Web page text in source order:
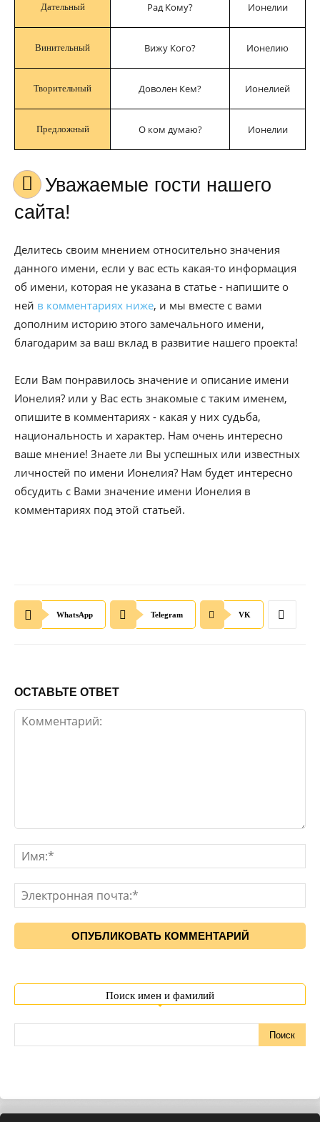
Дательный Рад Кому? Ионелии
Винительный Вижу Кого? Ионелию
Творительный Доволен Кем? Ионелией
Предложный О ком думаю? Ионелии
Уважаемые гости нашего
сайта!
Делитесь своим мнением относительно значения
данного имени, если у вас есть какая-то информация
об имени, которая не указана в статье - напишите о
ней в комментариях ниже, и мы вместе с вами
дополним историю этого замечального имени,
благодарим за ваш вклад в развитие нашего проекта!
Если Вам понравилось значение и описание имени
Ионелия? или у Вас есть знакомые с таким именем,
опишите в комментариях - какая у них судьба,
национальность и характер. Нам очень интересно
ваше мнение! Знаете ли Вы успешных или известных
личностей по имени Ионелия? Нам будет интересно
обсудить с Вами значение имени Ионелия в
комментариях под этой статьей.
WhatsApp Telegram VK
ОСТАВЬТЕ ОТВЕТ
Поиск имен и фамилий